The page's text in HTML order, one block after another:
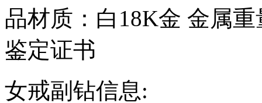
品材质： 白18K金 金属重
鉴定证书
女戒副钻信息: